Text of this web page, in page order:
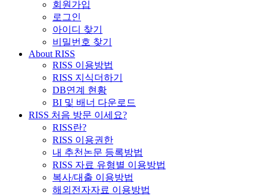
회원가입
로그인
아이디 찾기
비밀번호 찾기
About RISS
RISS 이용방법
RISS 지식더하기
DB연계 현황
BI 및 배너 다운로드
RISS 처음 방문 이세요?
RISS란?
RISS 이용권한
내 추천논문 등록방법
RISS 자료 유형별 이용방법
복사/대출 이용방법
해외전자자료 이용방법